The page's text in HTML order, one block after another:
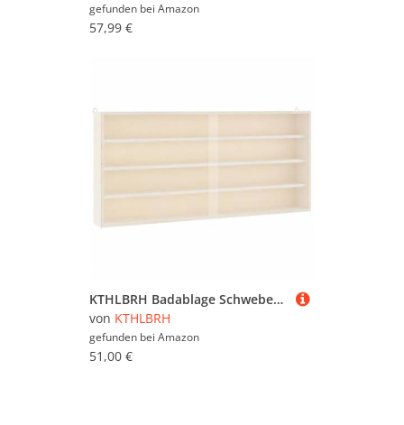
gefunden bei Amazon
57,99 €
KTHLBRH Badablage Schweberegale Bücherregal Wand Regale für Wände - Sammlervitrine aus Holz mit Türen 80x8,5x37 cm für Badezimmer Wohnzimmer Küchen Büro
von KTHLBRH
gefunden bei Amazon
51,00 €